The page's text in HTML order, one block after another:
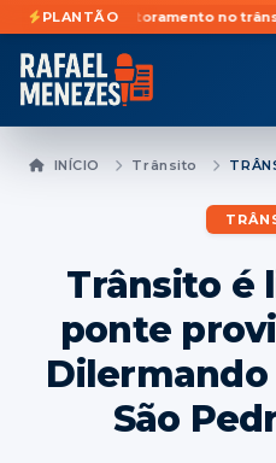
PLANTÃO no trânsito
INÍCIO Trânsito
Trânsito é
ponte
São